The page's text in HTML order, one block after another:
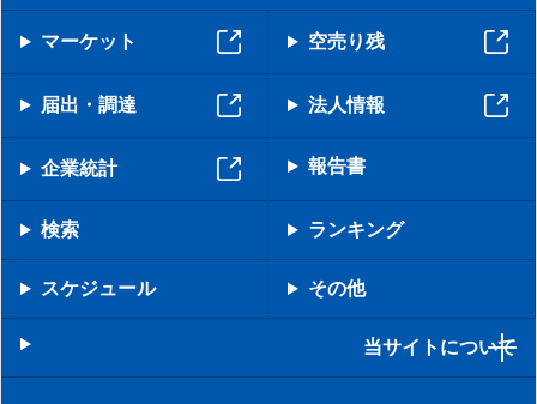
マーケット 空売り残
届出・調達 法人情報
企業統計 報告書
検索 ランキング
スケジュール その他
当サイトについて